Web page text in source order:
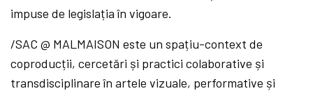
impuse de legislația în vigoare.
/SAC @ MALMAISON este un spațiu-context de
coproducții, cercetări și practici colaborative și
transdisciplinare în artele vizuale, performative și